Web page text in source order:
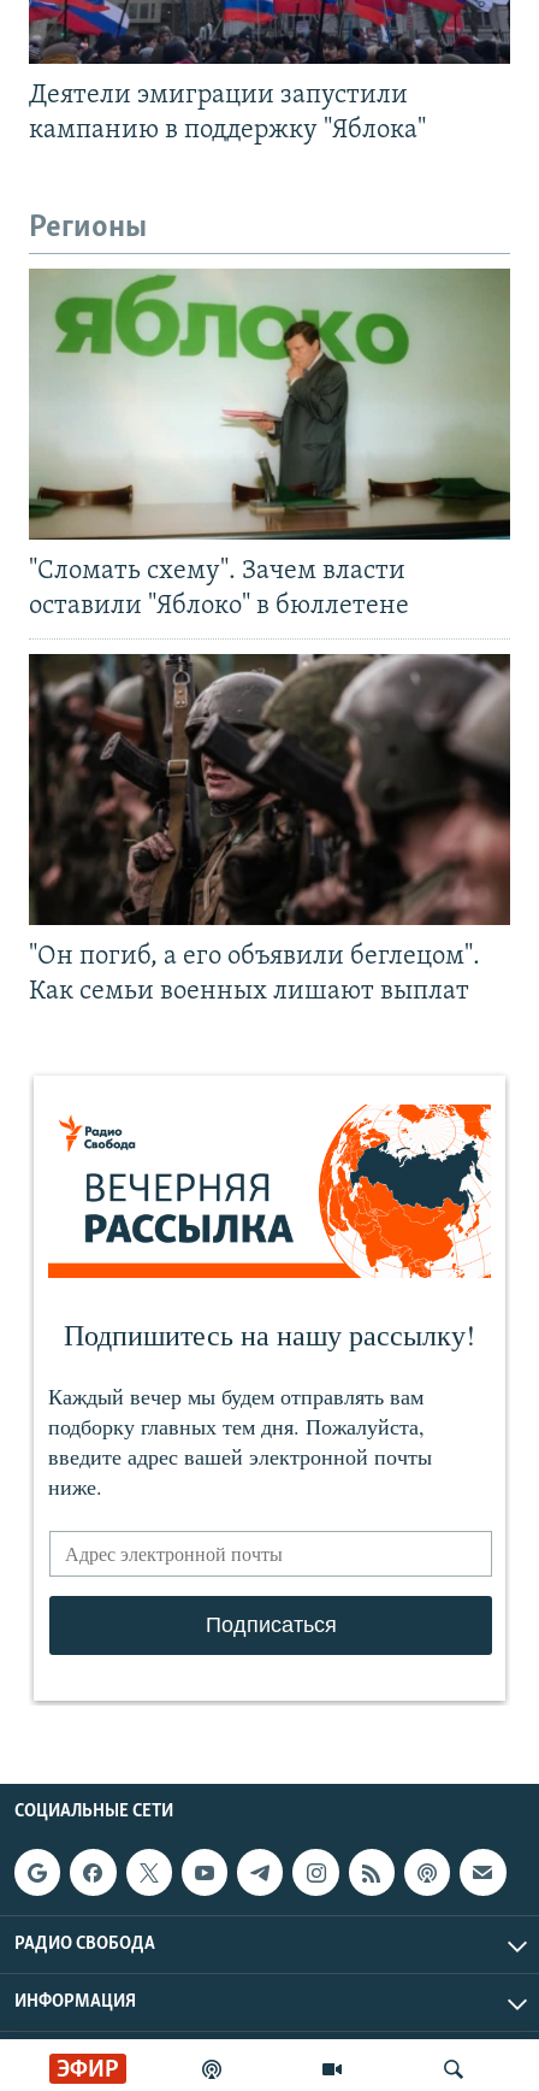
ЭФИР
Деятели эмиграции запустили
кампанию в поддержку "Яблока"
Регионы
"Сломать схему". Зачем власти
оставили "Яблоко" в бюллетене
"Он погиб, а его объявили беглецом".
Как семьи военных лишают выплат
СОЦИАЛЬНЫЕ СЕТИ
РАДИО СВОБОДА
ИНФОРМАЦИЯ
Радио Свобода © 2026 RFE/RL, Inc. | Все права защищены.